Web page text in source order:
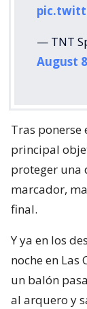
— TNT
August
Tras ponerse
principal
proteger una
marcador,
final.
Y ya en los
noche en Las
un balón
al arquero y